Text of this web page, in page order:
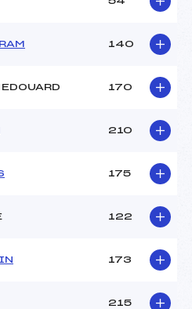
140
170
210
175
122
173
215